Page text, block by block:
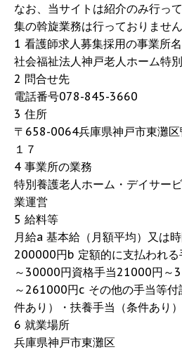
なお、当サイトは紹介のみ行っ
集の斡旋業務は行っておりません
1 看護師求人募集採用の事業所名
社会福祉法人神戸老人ホーム特
2 問合せ先
電話番号078-845-3660
3 住所
〒658-0064兵庫県神戸市東灘区
１７
4 事業所の業務
特別養護老人ホーム・デイサー
業運営
5 給料等
月給a 基本給（月額平均）又は
200000円b 定額的に支払われ
～30000円資格手当21000円
～261000円c その他の手当等付
件あり）・扶養手当（条件あり）
6 就業場所
兵庫県神戸市東灘区